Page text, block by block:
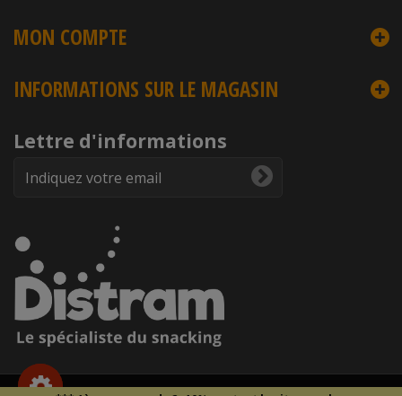
MON COMPTE
INFORMATIONS SUR LE MAGASIN
Lettre d'informations
Copyright © 2026DISTRAM- Droits et reproduction interdite -